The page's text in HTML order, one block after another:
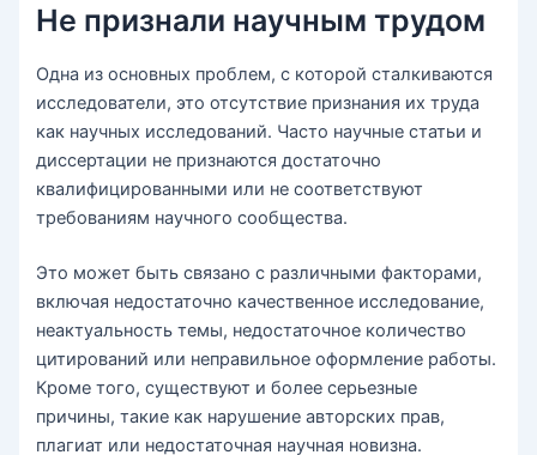
Не признали научным трудом
Одна из основных проблем, с которой сталкиваются
исследователи, это отсутствие признания их труда
как научных исследований. Часто научные статьи и
диссертации не признаются достаточно
квалифицированными или не соответствуют
требованиям научного сообщества.
Это может быть связано с различными факторами,
включая недостаточно качественное исследование,
неактуальность темы, недостаточное количество
цитирований или неправильное оформление работы.
Кроме того, существуют и более серьезные
причины, такие как нарушение авторских прав,
плагиат или недостаточная научная новизна.